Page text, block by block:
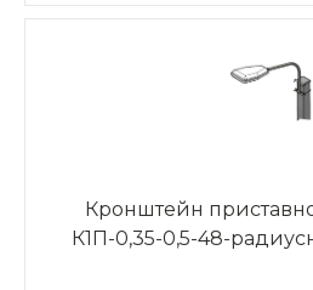
Кронштейн
К1П-0,35-0,5-48-